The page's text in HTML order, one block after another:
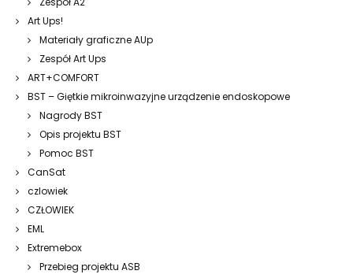
Art Ups!
Materiały graficzne AUp
Zespół Art Ups
ART+COMFORT
BST – Giętkie mikroinwazyjne urządzenie endoskopowe
Nagrody BST
Opis projektu BST
Pomoc BST
CanSat
czlowiek
CZŁOWIEK
EML
Extremebox
Przebieg projektu ASB